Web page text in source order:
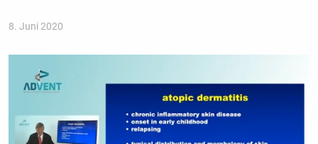
8. Juni 2020